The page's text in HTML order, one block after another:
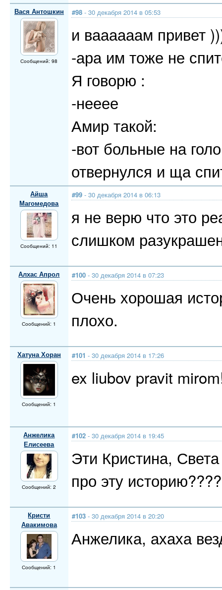
Вася Антошкин
Сообщений: 98
#98 - 30 декабря 2014 в 05:53
и ваааааам привет
-ара им тоже не
Я говорю :
-нееее
Амир такой:
-вот больные на
отвернулся и ща
Айша
Магомедова
Сообщений: 11
#99 - 30 декабря 2014 в 06:13
я не верю что это
слишком
Алхас Апрол
Сообщений: 1
#100 - 30 декабря 2014 в 07:23
Очень хорошая
плохо.
Хатуна Хоран
Сообщений: 1
#101 - 30 декабря 2014 в 17:26
ex liubov pravit
Анжелика
Елисеева
Сообщений: 2
#102 - 30 декабря 2014 в 19:45
Эти Кристина,
про эту
Кристи
Авакимова
Сообщений: 1
#103 - 30 декабря 2014 в 20:20
Анжелика, ахаха